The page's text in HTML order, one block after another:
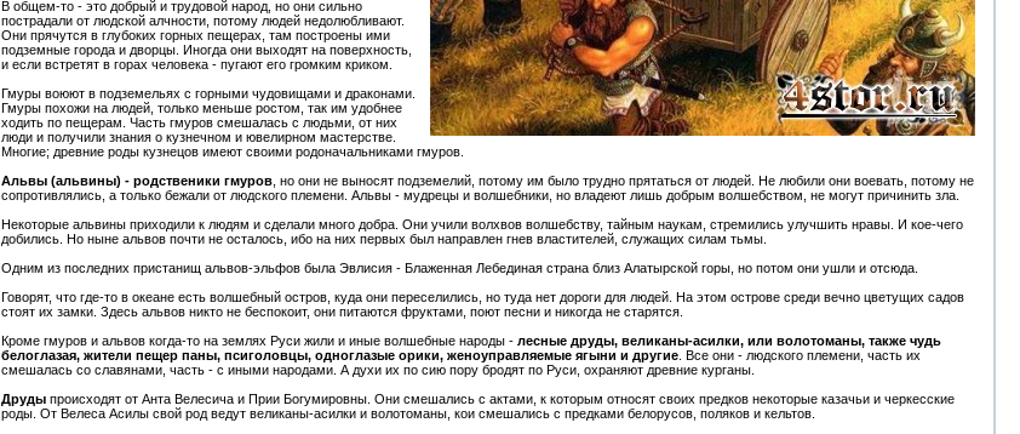
В общем-то - это добрый и трудовой народ, но они сильно
пострадали от людской алчности, потому людей недолюбливают.
Они прячутся в глубоких горных пещерах, там построены ими
подземные города и дворцы. Иногда они выходят на поверхность,
и если встретят в горах человека - пугают его громким криком.
Гмуры воюют в подземельях с горными чудовищами и драконами.
Гмуры похожи на людей, только меньше ростом, так им удобнее
ходить по пещерам. Часть гмуров смешалась с людьми, от них
люди и получили знания о кузнечном и ювелирном мастерстве.
Многие; древние роды кузнецов имеют своими родоначальниками гмуров.
Альвы (альвины) - родственики гмуров , но они не выносят подземелий, потому им было трудно прятаться от людей. Не любили они воевать, потому не
сопротивлялись, а только бежали от людского племени. Альвы - мудрецы и волшебники, но владеют лишь добрым волшебством, не могут причинить зла.
Некоторые альвины приходили к людям и сделали много добра. Они учили волхвов волшебству, тайным наукам, стремились улучшить нравы. И кое-чего
добились. Но ныне альвов почти не осталось, ибо на них первых был направлен гнев властителей, служащих силам тьмы.
Одним из последних пристанищ альвов-эльфов была Эвлисия - Блаженная Лебединая страна близ Алатырской горы, но потом они ушли и отсюда.
Говорят, что где-то в океане есть волшебный остров, куда они переселились, но туда нет дороги для людей. На этом острове среди вечно цветущих садов
стоят их замки. Здесь альвов никто не беспокоит, они питаются фруктами, поют песни и никогда не старятся.
Кроме гмуров и альвов когда-то на землях Руси жили и иные волшебные народы - лесные друды, великаны-асилки, или волотоманы, также чудь
белоглазая, жители пещер паны, псиголовцы, одноглазые орики, женоуправляемые ягыни и другие . Все они - людского племени, часть их
смешалась со славянами, часть - с иными народами. А духи их по сию пору бродят по Руси, охраняют древние курганы.
Друды происходят от Анта Велесича и Прии Богумировны. Они смешались с актами, к которым относят своих предков некоторые казачьи и черкесские
роды. От Велеса Асилы свой род ведут великаны-асилки и волотоманы, кои смешались с предками белорусов, поляков и кельтов.